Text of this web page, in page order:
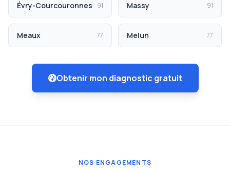
Évry-Courcouronnes 91 Massy 91
Meaux 77 Melun 77
Obtenir mon diagnostic gratuit
NOS ENGAGEMENTS